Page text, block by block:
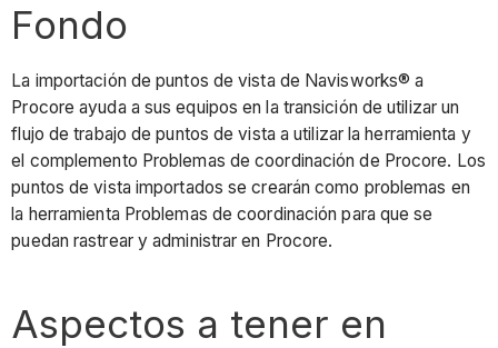
Fondo
La importación de puntos de vista de Navisworks® a
Procore ayuda a sus equipos en la transición de utilizar un
flujo de trabajo de puntos de vista a utilizar la herramienta y
el complemento Problemas de coordinación de Procore. Los
puntos de vista importados se crearán como problemas en
la herramienta Problemas de coordinación para que se
puedan rastrear y administrar en Procore.
Aspectos a tener en